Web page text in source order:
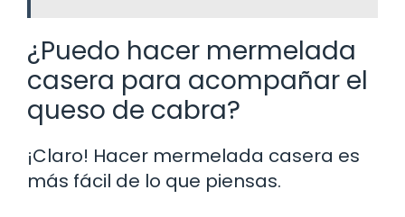
¿Puedo hacer mermelada
casera para acompañar el
queso de cabra?
¡Claro! Hacer mermelada casera es
más fácil de lo que piensas.